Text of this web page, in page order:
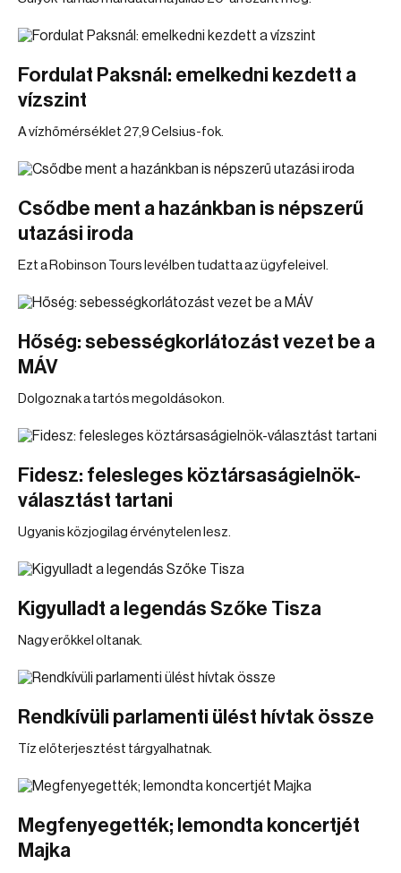
Fordulat Paksnál: emelkedni kezdett a
vízszint
A vízhőmérséklet 27,9 Celsius-fok.
Csődbe ment a hazánkban is népszerű
utazási iroda
Ezt a Robinson Tours levélben tudatta az ügyfeleivel.
Hőség: sebességkorlátozást vezet be a
MÁV
Dolgoznak a tartós megoldásokon.
Fidesz: felesleges köztársaságielnök-
választást tartani
Ugyanis közjogilag érvénytelen lesz.
Kigyulladt a legendás Szőke Tisza
Nagy erőkkel oltanak.
Rendkívüli parlamenti ülést hívtak össze
Tíz előterjesztést tárgyalhatnak.
Megfenyegették; lemondta koncertjét
Majka